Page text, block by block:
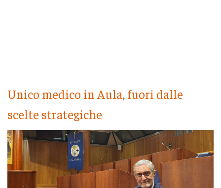
Unico medico in Aula, fuori dalle
scelte strategiche